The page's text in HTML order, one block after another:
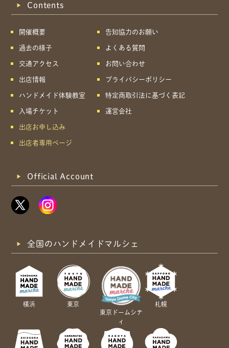
共有方法を選択
Contents
開催概要
過去の様子
交通アクセス
出店情報
ハンドメイド体験教室
入場チケット
出店お申し込み
出店者専用ページ
告知協力のお願い
よくある質問
お問い合わせ
プライバシーポリシー
特定商取引法に基づく表記
運営会社
Official Account
全国のハンドメイドマルシェ
横浜
東京
東京ドームシテ
ィ
札幌